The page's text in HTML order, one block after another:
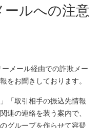
ルへの注意
メール経由での詐欺メー
をお聞きしております。
「取引相手の振込先情報
連の連絡を装う案内で、
グループを作らせて容疑